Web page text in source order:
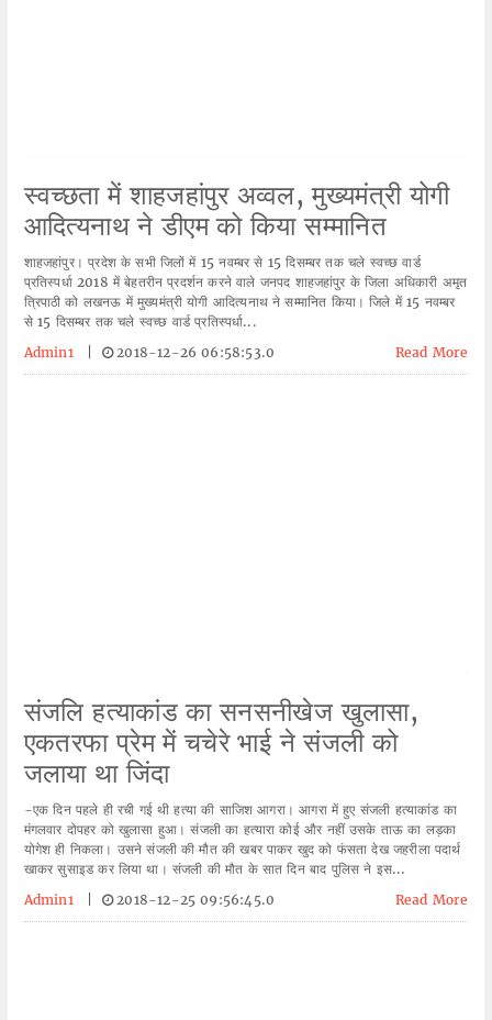
स्वच्छता में शाहजहांपुर अव्वल, मुख्यमंत्री योगी
आदित्यनाथ ने डीएम को किया सम्मानित
शाहजहांपुर। प्रदेश के सभी जिलों में 15 नवम्बर से 15 दिसम्बर तक चले स्वच्छ वार्ड
प्रतिस्पर्धा 2018 में बेहतरीन प्रदर्शन करने वाले जनपद शाहजहांपुर के जिला अधिकारी अमृत
त्रिपाठी को लखनऊ में मुख्यमंत्री योगी आदित्यनाथ ने सम्मानित किया। जिले में 15 नवम्बर
से 15 दिसम्बर तक चले स्वच्छ वार्ड प्रतिस्पर्धा...
Admin1
2018-12-26 06:58:53.0 Read More
संजलि हत्याकांड का सनसनीखेज खुलासा,
एकतरफा प्रेम में चचेरे भाई ने संजली को
जलाया था जिंदा
-एक दिन पहले ही रची गई थी हत्या की साजिश आगरा। आगरा में हुए संजली हत्याकांड का
मंगलवार दोपहर को खुलासा हुआ। संजली का हत्यारा कोई और नहीं उसके ताऊ का लड़का
योगेश ही निकला। उसने संजली की मौत की खबर पाकर खुद को फंसता देख जहरीला पदार्थ
खाकर सुसाइड कर लिया था। संजली की मौत के सात दिन बाद पुलिस ने इस...
Admin1
2018-12-25 09:56:45.0 Read More